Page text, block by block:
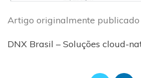
Artigo originalmente
DNX Brasil – Soluções cloud-